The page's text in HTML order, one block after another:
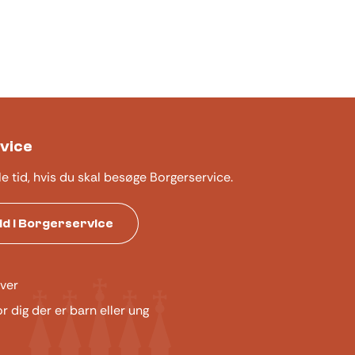
tid, hvis du skal besøge Borgerservice.
i Borgerservice
dig der er barn eller ung